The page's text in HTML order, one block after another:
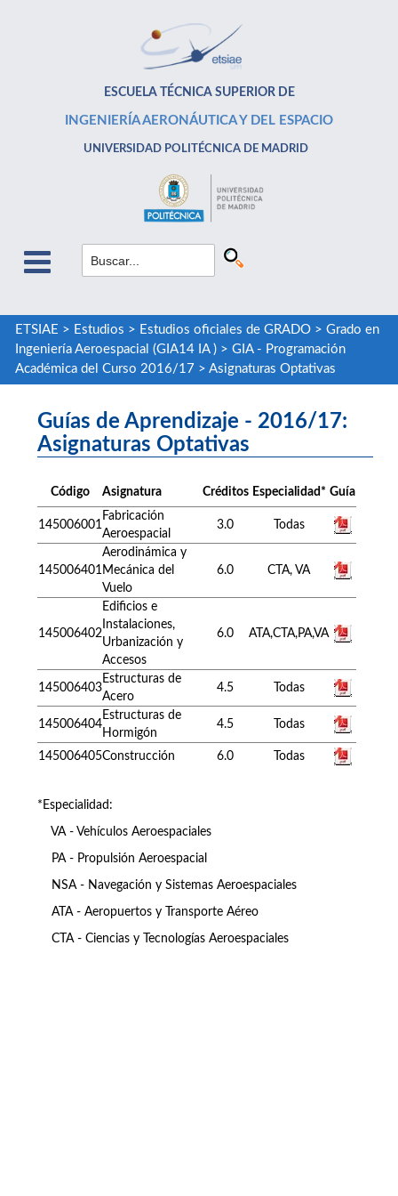
ESCUELA TÉCNICA SUPERIOR DE
INGENIERÍA AERONÁUTICA Y DEL ESPACIO
UNIVERSIDAD POLITÉCNICA DE MADRID
ETSIAE > Estudios > Estudios oficiales de GRADO> Grado en
Ingeniería Aeroespacial (GIA14 IA )> GIA - Programación
Académica del Curso 2016/17 > Asignaturas Optativas
Guías de Aprendizaje - 2016/17:
Asignaturas Optativas
Código Asignatura Créditos Especialidad* Guía
145006001
Fabricación
Aeroespacial
3.0 Todas
145006401
Aerodinámica y
Mecánica del
Vuelo
6.0 CTA, VA
145006402
Edificios e
Instalaciones,
Urbanización y
Accesos
6.0 ATA,CTA,PA,VA
145006403
Estructuras de
Acero
4.5 Todas
145006404
Estructuras de
Hormigón
4.5 Todas
145006405Construcción 6.0 Todas
*Especialidad:
VA - Vehículos Aeroespaciales
PA - Propulsión Aeroespacial
NSA - Navegación y Sistemas Aeroespaciales
ATA - Aeropuertos y Transporte Aéreo
CTA - Ciencias y Tecnologías Aeroespaciales